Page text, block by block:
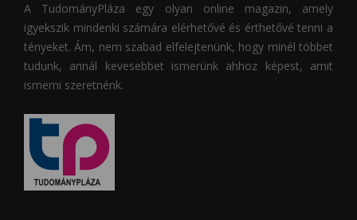
A TudományPláza egy olyan online magazin, amely
igyekszik mindenki számára elérhetővé és érthetővé tenni a
tényeket. Ám, nem szabad elfelejtenünk, hogy minél többet
tudunk, annál kevesebbet ismerünk ahhoz képest, amit
ismerni szeretnénk.